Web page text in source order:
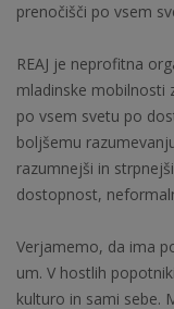
prenočišči po vsem
REAJ je neprofitna
mladinske mobilnosti
po vsem svetu po
boljšemu
razumnejši in
dostopnost,
Verjamemo, da ima
um. V hostlih
kulturo in sami sebe.